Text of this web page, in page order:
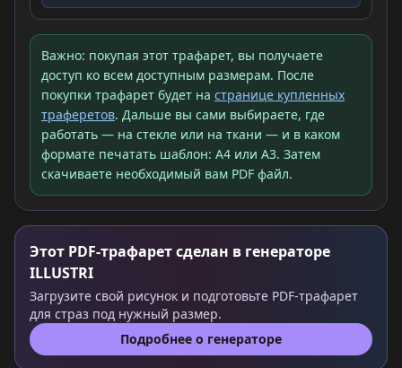
Важно: покупая этот трафарет, вы получаете
доступ ко всем доступным размерам. После
покупки трафарет будет на странице купленных
траферетов. Дальше вы сами выбираете, где
работать — на стекле или на ткани — и в каком
формате печатать шаблон: A4 или A3. Затем
скачиваете необходимый вам PDF файл.
Этот PDF-трафарет сделан в генераторе
ILLUSTRI
Загрузите свой рисунок и подготовьте PDF-трафарет
для страз под нужный размер.
Подробнее о генераторе